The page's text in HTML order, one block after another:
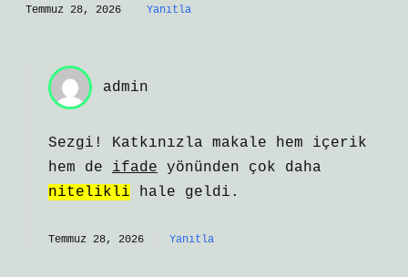
Temmuz 28, 2026 Yanıtla
admin
Sezgi! Katkınızla makale hem içerik
hem de ifade yönünden çok daha
nitelikli hale geldi.
Temmuz 28, 2026 Yanıtla